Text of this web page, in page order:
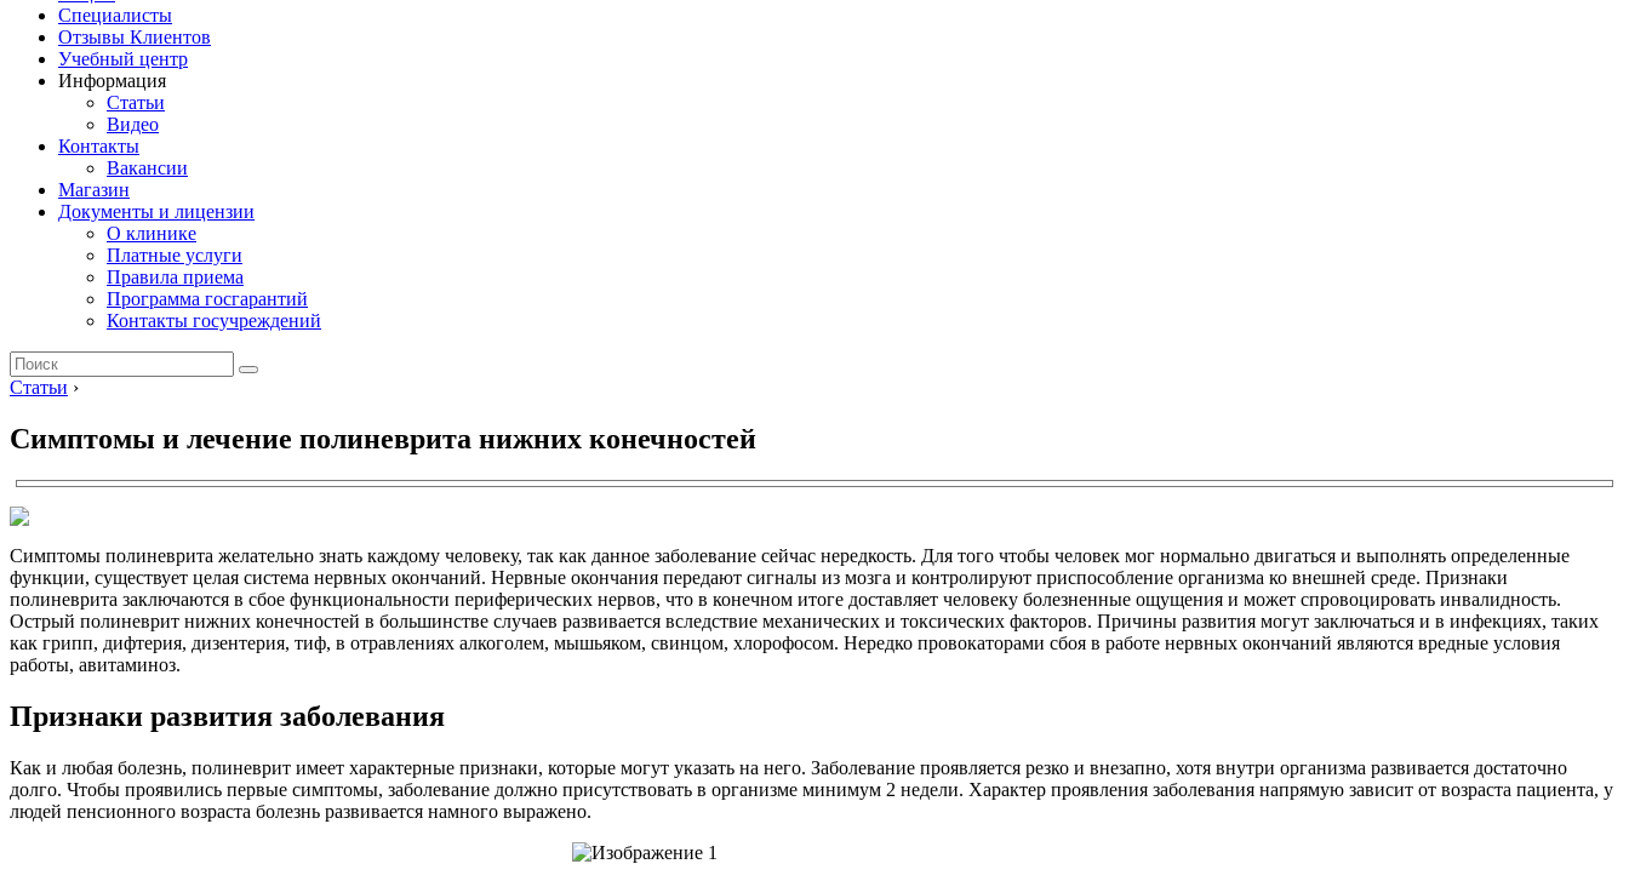
Специалисты
Отзывы Клиентов
Учебный центр
Информация
Статьи
Видео
Контакты
Вакансии
Магазин
Документы и лицензии
О клинике
Платные услуги
Правила приема
Программа госгарантий
Контакты госучреждений
Статьи ›
Симптомы и лечение полиневрита нижних конечностей
Симптомы полиневрита желательно знать каждому человеку, так как данное заболевание сейчас нередкость. Для того чтобы человек мог нормально двигаться и выполнять определенные
функции, существует целая система нервных окончаний. Нервные окончания передают сигналы из мозга и контролируют приспособление организма ко внешней среде. Признаки
полиневрита заключаются в сбое функциональности периферических нервов, что в конечном итоге доставляет человеку болезненные ощущения и может спровоцировать инвалидность.
Острый полиневрит нижних конечностей в большинстве случаев развивается вследствие механических и токсических факторов. Причины развития могут заключаться и в инфекциях, таких
как грипп, дифтерия, дизентерия, тиф, в отравлениях алкоголем, мышьяком, свинцом, хлорофосом. Нередко провокаторами сбоя в работе нервных окончаний являются вредные условия
работы, авитаминоз.
Признаки развития заболевания
Как и любая болезнь, полиневрит имеет характерные признаки, которые могут указать на него. Заболевание проявляется резко и внезапно, хотя внутри организма развивается достаточно
долго. Чтобы проявились первые симптомы, заболевание должно присутствовать в организме минимум 2 недели. Характер проявления заболевания напрямую зависит от возраста пациента, у
людей пенсионного возраста болезнь развивается намного выражено.